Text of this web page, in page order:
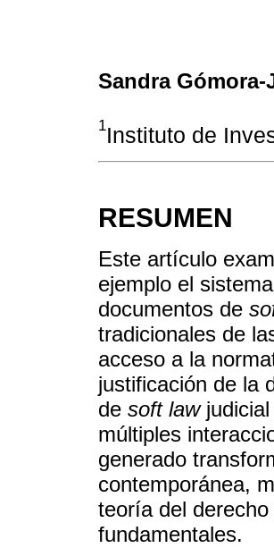
Sandra Gómora-
1Instituto de
RESUMEN
Este artículo
ejemplo el
documentos de
tradicionales de
acceso a la
justificación de la
de soft lawjudicial
múltiples
generado
contemporánea,
teoría del
fundamentales.